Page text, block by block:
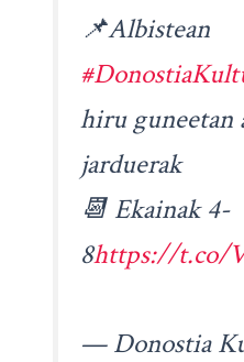
📌Albistean
hiru guneetan
jarduerak
📆 Ekainak 4-
8https://t.co/
— Donostia